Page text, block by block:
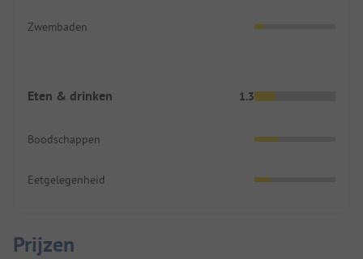
Zwembaden
Eten & drinken 1.3
Boodschappen
Eetgelegenheid
Prijzen